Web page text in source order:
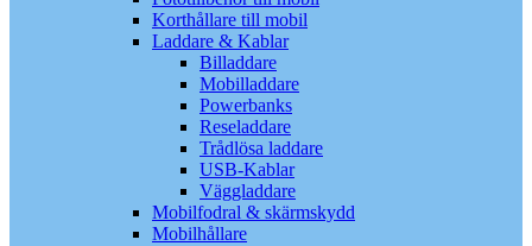
Korthållare till mobil
Laddare & Kablar
Billaddare
Mobilladdare
Powerbanks
Reseladdare
Trådlösa laddare
USB-Kablar
Väggladdare
Mobilfodral & skärmskydd
Mobilhållare